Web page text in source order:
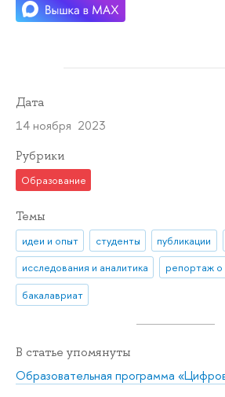
Дата
14 ноября 2023
Рубрики
Образование
Темы
идеи и опыт студенты публикации
исследования и аналитика
репортаж о
бакалавриат
В статье упомянуты
Образовательная программа